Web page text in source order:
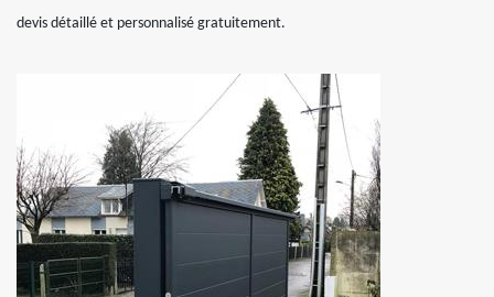
devis détaillé et personnalisé gratuitement.